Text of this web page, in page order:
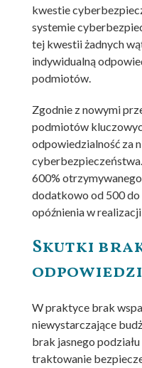
kwestie
systemie
tej kwestii żadnych
indywidualną
podmiotów.
Zgodnie z nowymi
podmiotów
odpowiedzialność za
600%
dodatkowo od 500 do
opóźnienia w
Skutki
W praktyce brak
niewystarczające
brak jasnego
traktowanie